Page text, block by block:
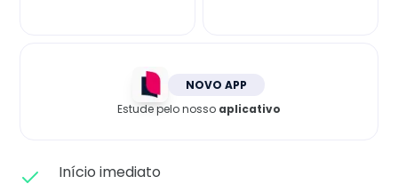
NOVO APP
Estude pelo nosso aplicativo
Início imediato